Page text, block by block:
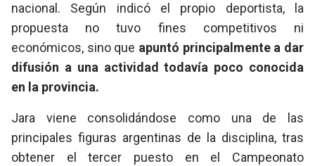
nacional. Según indicó el propio deportista, la
propuesta no tuvo fines competitivos ni
económicos, sino que apuntó principalmente a dar
difusión a una actividad todavía poco conocida
en la provincia.
Jara viene consolidándose como una de las
principales figuras argentinas de la disciplina, tras
obtener el tercer puesto en el Campeonato